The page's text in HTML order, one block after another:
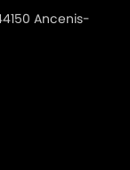
Ancenis-